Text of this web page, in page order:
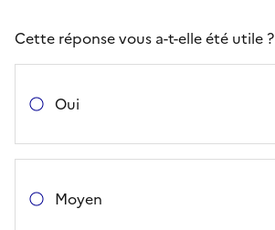
Cette réponse vous a-t-elle été utile ?
Oui
Moyen